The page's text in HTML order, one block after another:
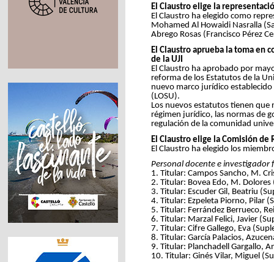
El Claustro elige la
El Claustro ha elegido como
Mohamed Al Howaidi Nasralla
Abrego Rosas (Francisco Pérez
El Claustro aprueba la toma en
de la UJI
El Claustro ha aprobado por
reforma de los Estatutos de la
nuevo marco jurídico
(LOSU).
Los nuevos estatutos tienen que
régimen jurídico, las normas de
regulación de la comunidad
El Claustro elige la Comisión de
El Claustro ha elegido los
Personal docente e
1. Titular: Campos Sancho, M.
2. Titular: Bovea Edo, M.
3. Titular: Escuder Gil, Beatriu
4. Titular: Ezpeleta Piorno, Pilar
5. Titular: Ferrández Berrueco,
6. Titular: Marzal Felici, Javier
7. Titular: Cifre Gallego, Eva
8. Titular: García Palacios,
9. Titular: Planchadell Gargallo,
10. Titular: Ginés Vilar, Miguel